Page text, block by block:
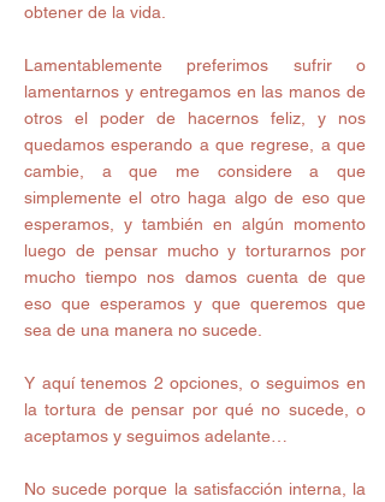
obtener de la vida.
Lamentablemente preferimos sufrir o
lamentarnos y entregamos en las manos de
otros el poder de hacernos feliz, y nos
quedamos esperando a que regrese, a que
cambie, a que me considere a que
simplemente el otro haga algo de eso que
esperamos, y también en algún momento
luego de pensar mucho y torturarnos por
mucho tiempo nos damos cuenta de que
eso que esperamos y que queremos que
sea de una manera no sucede.
Y aquí tenemos 2 opciones, o seguimos en
la tortura de pensar por qué no sucede, o
aceptamos y seguimos adelante…
No sucede porque la satisfacción interna, la